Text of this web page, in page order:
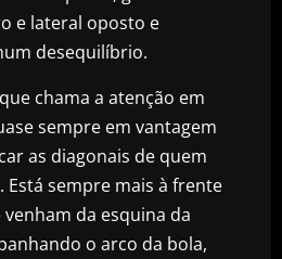
e lateral oposto e
desequilíbrio.
chama a atenção em
sempre em vantagem
as diagonais de quem
sempre mais à frente
da esquina da
o arco da bola,